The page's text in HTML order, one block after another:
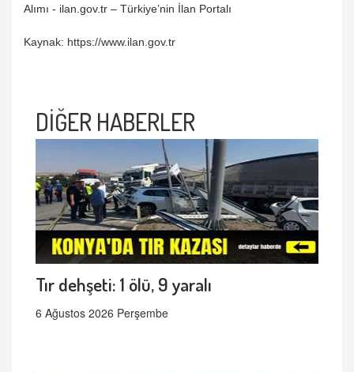
Alımı - ilan.gov.tr – Türkiye’nin İlan Portalı
Kaynak: https://www.ilan.gov.tr
DİĞER HABERLER
Tır dehşeti: 1 ölü, 9 yaralı
6 Ağustos 2026 Perşembe